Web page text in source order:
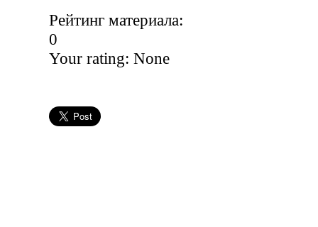
Рейтинг материала:
0
Your rating: None